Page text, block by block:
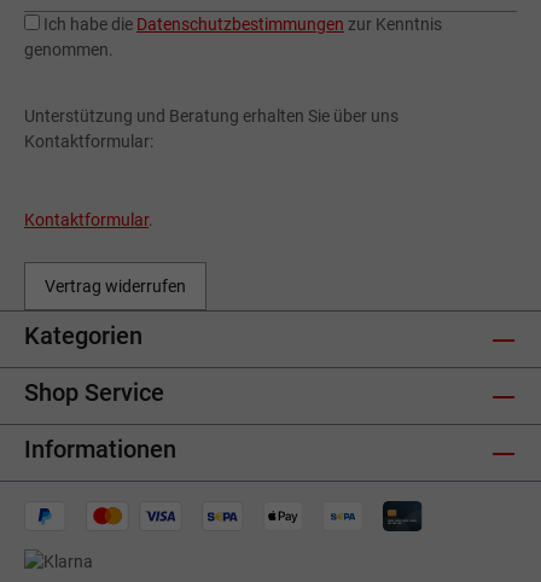
Ich habe die Datenschutzbestimmungen zur Kenntnis
genommen.
Unterstützung und Beratung erhalten Sie über uns
Kontaktformular:
Kontaktformular.
Vertrag widerrufen
Kategorien
Shop Service
Informationen